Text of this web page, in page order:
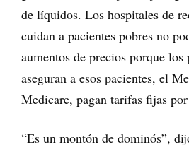
de líquidos. Los hospitales de
cuidan a pacientes pobres no
aumentos de precios porque los
aseguran a esos pacientes, el
Medicare, pagan tarifas fijas
“Es un montón de dominós”,